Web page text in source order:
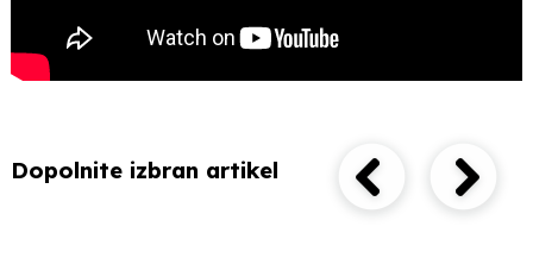
Dopolnite izbran artikel